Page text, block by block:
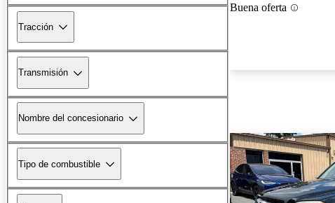
Tracción
Transmisión
Nombre del concesionario
Tipo de combustible
Buena oferta